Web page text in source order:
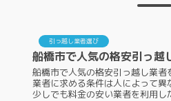
引っ越し業者選び
船橋市で人気の格安引っ越
船橋市で人気の格安引っ越し業者
業者に求める条件は人によって異
少しでも料金の安い業者を利用し